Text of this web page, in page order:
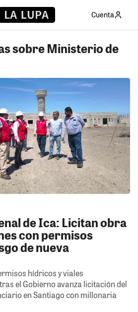
Cuenta
sobre Ministerio de
de Ica: Licitan obra
con permisos
de nueva
hídricos y viales
el Gobierno avanza licitación del
en Santiago con millonaria